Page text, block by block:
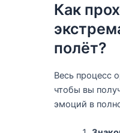
Как
полёт?
Весь процесс
чтобы вы
эмоций в